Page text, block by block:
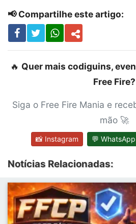
📢 Compartilhe este artigo:
🔥 Quer mais codiguins,
Free Fire?
Siga o Free Fire Mania e
mão 🚀
📸 Instagram 💬 WhatsApp
Notícias Relacionadas: